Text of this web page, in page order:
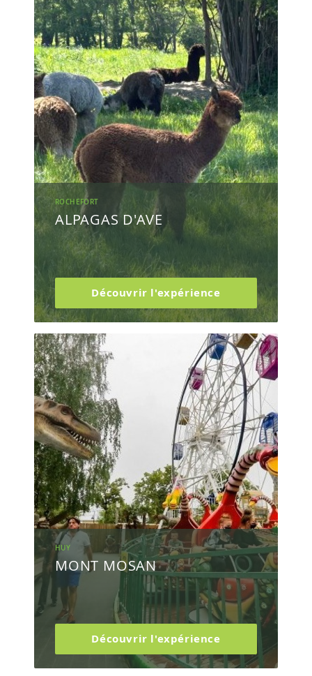
ROCHEFORT
ALPAGAS D'AVE
Découvrir l'expérience
HUY
MONT MOSAN
Découvrir l'expérience